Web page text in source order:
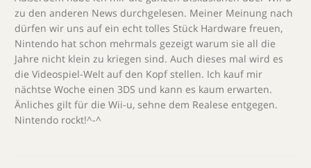
zu den anderen News durchgelesen. Meiner Meinung nach
dürfen wir uns auf ein echt tolles Stück Hardware freuen,
Nintendo hat schon mehrmals gezeigt warum sie all die
Jahre nicht klein zu kriegen sind. Auch dieses mal wird es
die Videospiel-Welt auf den Kopf stellen. Ich kauf mir
nächtse Woche einen 3DS und kann es kaum erwarten.
Änliches gilt für die Wii-u, sehne dem Realese entgegen.
Nintendo rockt!^-^